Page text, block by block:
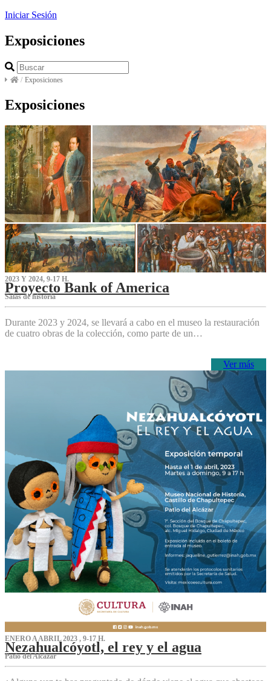
Iniciar Sesión
Exposiciones
/ Exposiciones
Exposiciones
2023 Y 2024, 9-17 H.
Proyecto Bank of America
S‌alas de historia
Durante 2023 y 2024, se llevará a cabo en el museo la restauración
de cuatro obras de la colección, como parte de un…
Ver más
ENERO A ABRIL 2023 , 9-17 H.
Nezahualcóyotl, el rey y el agua
Patio del Alcázar